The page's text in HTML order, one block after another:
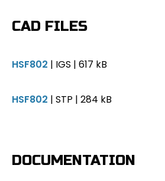
CAD FILES
HSF802 | IGS | 617 kB
HSF802 | STP | 284 kB
DOCUMENTATION